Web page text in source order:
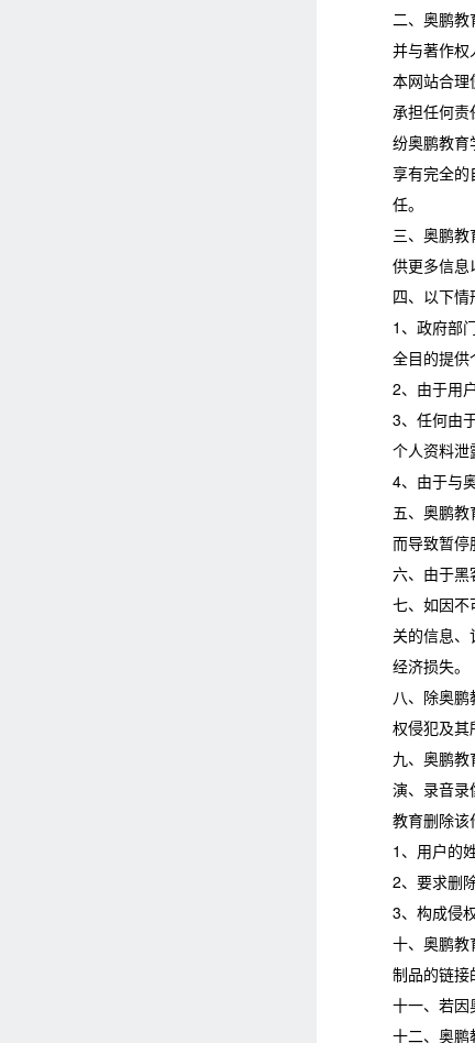
二、奥鹏教
并与著作权
本网站合理
承担任何责
纷奥鹏教育
享有完全的
任。
三、奥鹏
供更多信息
四、以下情
1、政府部
全目的提供
2、由于用
3、任何由
个人资料泄
4、由于与
五、奥鹏
而导致暂停
六、由于黑
七、如因不
关的信息
经济损失。
八、除奥
权侵犯及其
九、奥鹏
演、录音录
教育删除该
1、用户的
2、要求删
3、构成侵
十、奥鹏教
制品的链接
十一、若因
十二、奥鹏